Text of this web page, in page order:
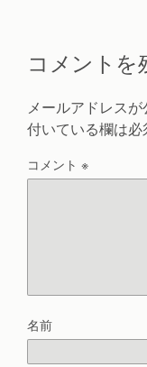
コメントを
メールアドレスが
付いている欄は必
コメント ※
名前